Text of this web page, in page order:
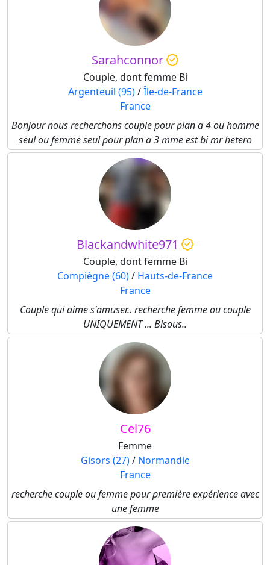
Sarahconnor
Couple, dont femme Bi
Argenteuil (95)/Île-de-France
France
Bonjour nous recherchons couple pour plan a 4 ou homme
seul ou femme seul pour plan a 3 mme est bi mr hetero
Blackandwhite971
Couple, dont femme Bi
Compiègne (60)/ Hauts-de-France
France
Couple qui aime s'amuser.. recherche femme ou couple
UNIQUEMENT ... Bisous..
Cel76
Femme
Gisors (27)/ Normandie
France
recherche couple ou femme pour première expérience avec
une femme